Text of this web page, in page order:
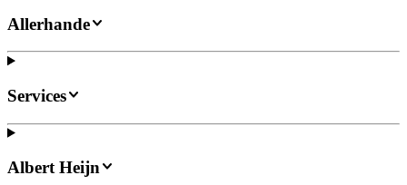
Allerhande
Services
Albert Heijn